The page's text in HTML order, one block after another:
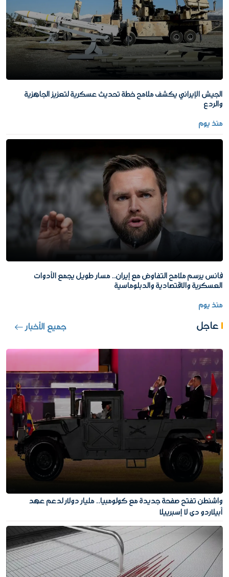
الجيش الإيراني يكشف ملامح خطة تحديث عسكرية لتعزيز الجاهزية
والردع
منذ يوم
فانس يرسم ملامح التفاوض مع إيران.. مسار طويل يجمع الأدوات
العسكرية والاقتصادية والدبلوماسية
منذ يوم
عاجل جميع الأخبار
واشنطن تفتح صفحة جديدة مع كولومبيا.. مليار دولار لدعم عهد
أبيلاردو دي لا إسبرييلا